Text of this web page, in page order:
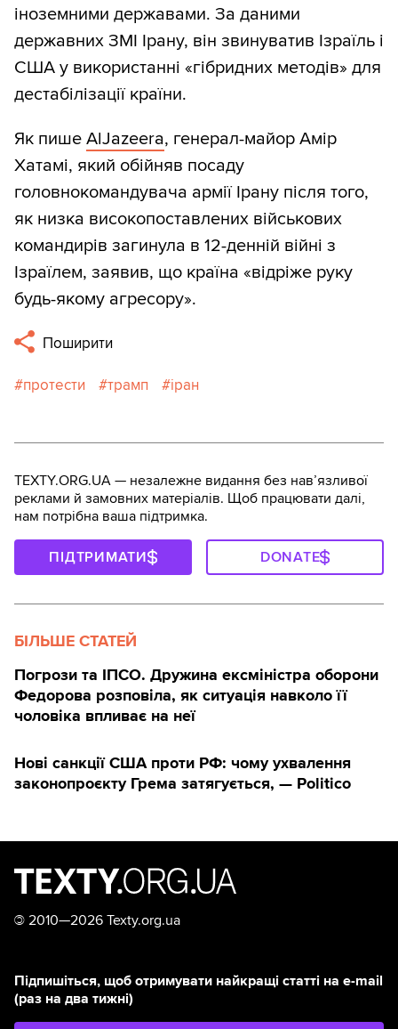
іноземними державами. За даними
державних ЗМІ Ірану, він звинуватив Ізраїль і
США у використанні «гібридних методів» для
дестабілізації країни.
Як пише AlJazeera, генерал-майор Амір
Хатамі, який обійняв посаду
головнокомандувача армії Ірану після того,
як низка високопоставлених військових
командирів загинула в 12-денній війні з
Ізраїлем, заявив, що країна «відріже руку
будь-якому агресору».
Поширити
протести трамп іран
TEXTY.ORG.UA — незалежне видання без навʼязливої
реклами й замовних матеріалів. Щоб працювати далі,
нам потрібна ваша підтримка.
ПІДТРИМАТИ DONATE
БІЛЬШЕ СТАТЕЙ
Погрози та ІПСО. Дружина ексміністра оборони
Федорова розповіла, як ситуація навколо її
чоловіка впливає на неї
Нові санкції США проти РФ: чому ухвалення
законопроєкту Грема затягується, — Politico
© 2010—2026 Texty.org.ua
Підпишіться, щоб отримувати найкращі статті на e-mail
(раз на два тижні)